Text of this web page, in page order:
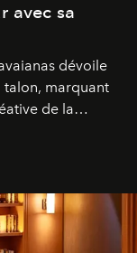
avec sa
dévoile
talon, marquant
de la